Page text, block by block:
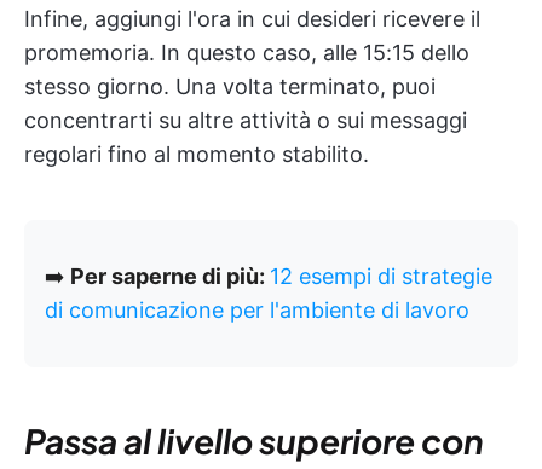
Infine, aggiungi l'ora in cui desideri ricevere il
promemoria. In questo caso, alle 15:15 dello
stesso giorno. Una volta terminato, puoi
concentrarti su altre attività o sui messaggi
regolari fino al momento stabilito.
➡️ Per saperne di più: 12 esempi di strategie
di comunicazione per l'ambiente di lavoro
Passa al livello superiore con